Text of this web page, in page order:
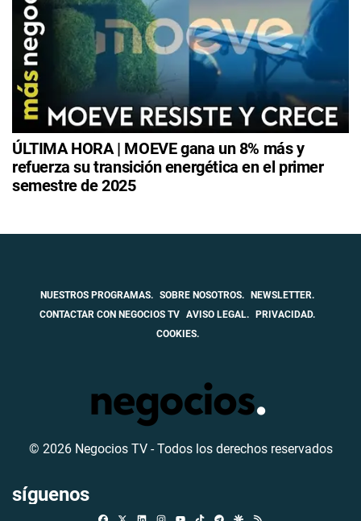
ÚLTIMA HORA | MOEVE gana un 8% más y
refuerza su transición energética en el primer
semestre de 2025
NUESTROS PROGRAMAS. SOBRE NOSOTROS. NEWSLETTER.
CONTACTAR CON NEGOCIOS TV AVISO LEGAL. PRIVACIDAD.
COOKIES.
© 2026 Negocios TV - Todos los derechos reservados
síguenos
FacebookLinkedinInstagramTikTokTelegramGoogle Discover